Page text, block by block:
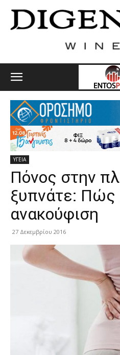
ΥΓΕΙΑ
Πόνος στην
ξυπνάτε: Πώς
ανακούφιση
27 Δεκεμβρίου 2016